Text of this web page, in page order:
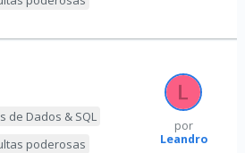
de Dados & SQL
poderosas
por
Leandro